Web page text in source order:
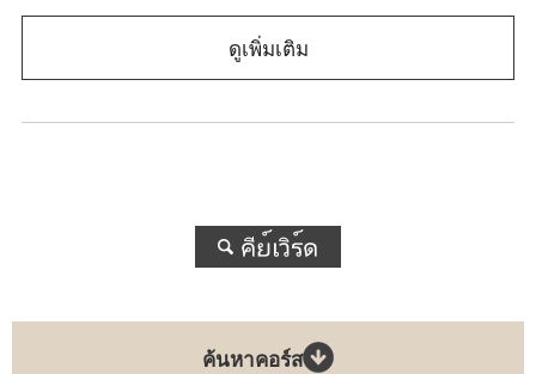
ดูเพิ่มเติม
ค้นหาคอร์ส